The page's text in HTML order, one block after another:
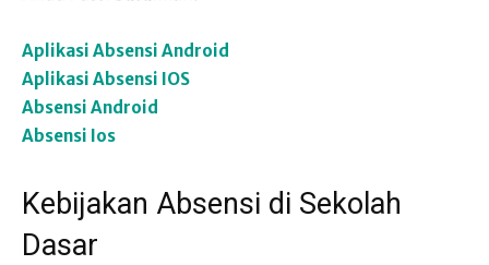
Aplikasi Absensi Android
Aplikasi Absensi IOS
Absensi Android
Absensi Ios
Kebijakan Absensi di Sekolah
Dasar